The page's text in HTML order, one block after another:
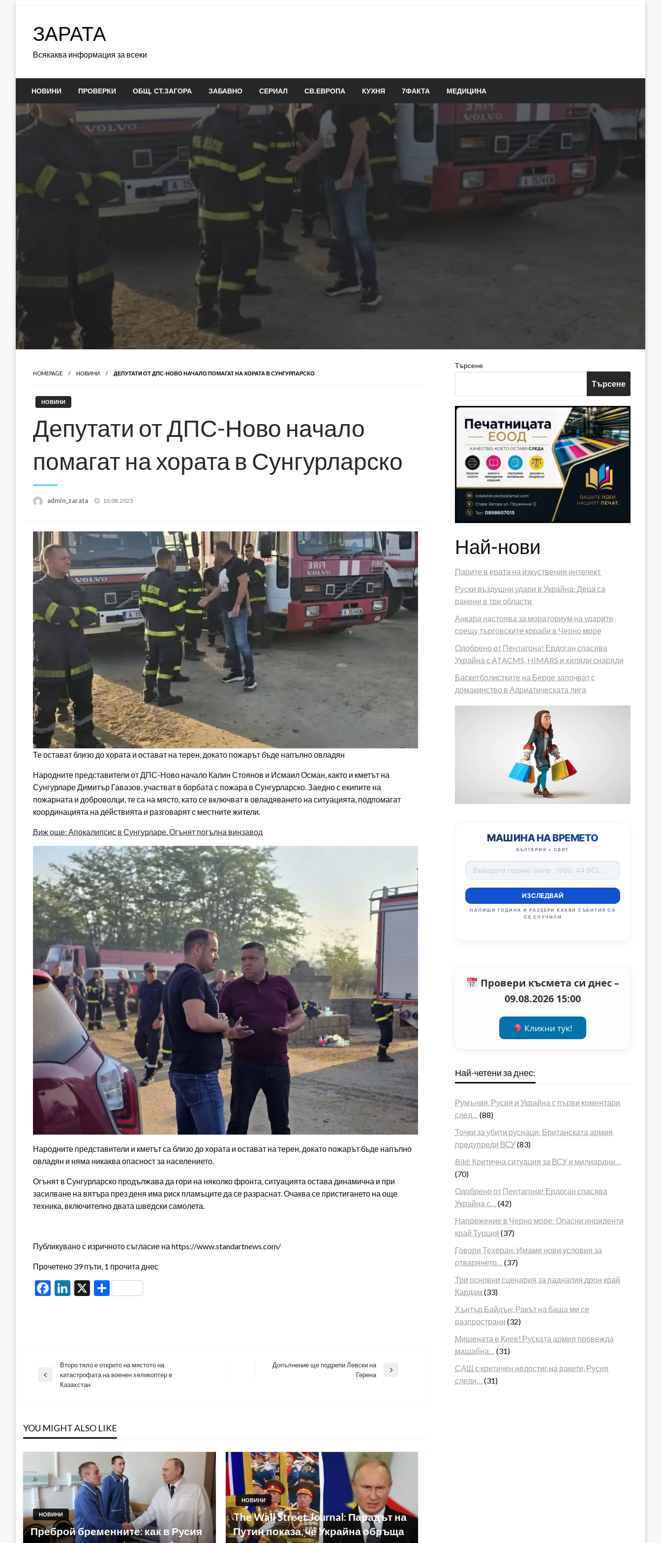
ЗАРАТА
Всякаква информация за всеки
НОВИНИ ПРОВЕРКИ ОБЩ. СТ.ЗАГОРА ЗАБАВНО СЕРИАЛ СВ.ЕВРОПА КУХНЯ 7ФАКТА МЕДИЦИНА
HOMEPAGE НОВИНИ ДЕПУТАТИ ОТ ДПС-НОВО НАЧАЛО ПОМАГАТ НА ХОРАТА В СУНГУРЛАРСКО
НОВИНИ
Депутати от ДПС-Ново начало
помагат на хората в Сунгурларско
admin_zarata
Posted
10.08.2025
Те остават близо до хората и остават на терен, докато пожарът бъде напълно овладян
Народните представители от ДПС-Ново начало Калин Стоянов и Исмаил Осман, както и кметът на
Сунгурларе Димитър Гавазов, участват в борбата с пожара в Сунгурларско. Заедно с екипите на
пожарната и доброволци, те са на място, като се включват в овладяването на ситуацията, подпомагат
координацията на действията и разговарят с местните жители.
Виж още: Апокалипсис в Сунгурларе. Огънят погълна винзавод
Народните представители и кметът са близо до хората и остават на терен, докато пожарът бъде напълно
овладян и няма никаква опасност за населението.
Огънят в Сунгурларско продължава да гори на няколко фронта, ситуацията остава динамична и при
засилване на вятъра през деня има риск пламъците да се разраснат. Очаква се пристигането на още
техника, включително двата шведски самолета.
Публикувано с изричното съгласие на https://www.standartnews.com/
Прочетено 39 пъти, 1 прочита днес
Facebook
LinkedIn
X Share
Навигация
Previous
Второ тяло е открито на мястото на
катастрофата на военен хеликоптер в
Казахстан
Допълнение ще подрепи Левски на
Герена
YOU MIGHT ALSO LIKE
НОВИНИ
Преброй бременните: как в Русия
НОВИНИ
The Wall Street Journal: Парадът на
Путин показа, че Украйна обръща
Търсене
Търсене
Най-нови
Парите в ерата на изкуствения интелект
Руски въздушни удари в Украйна: Деца са
ранени в три области
Анкара настоява за мораториум на ударите
срещу търговските кораби в Черно море
Одобрено от Пентагона! Ердоган спасява
Украйна с ATACMS, HIMARS и хиляди снаряди
Баскетболистките на Берое започват с
домакинство в Адриатическата лига
МАШИНА НА ВРЕМЕТО
БЪЛГАРИЯ + СВЯТ
ИЗСЛЕДВАЙ
НАПИШИ ГОДИНА И РАЗБЕРИ КАКВИ СЪБИТИЯ СА
СЕ СЛУЧИЛИ
Провери късмета си днес –
09.08.2026 15:00
Кликни тук!
Най-четени за днес:
Румъния, Русия и Украйна с първи коментари
след…
(88)
Точки за убити руснаци: Британската армия
предупреди ВСУ(83)
Bild: Критична ситуация за ВСУ и милиардни…
(70)
Одобрено от Пентагона! Ердоган спасява
Украйна с…
(42)
Напрежение в Черно море: Опасни инциденти
край Турция (37)
Говори Техеран: Имаме нови условия за
отварянето…
(37)
Три основни сценария за падналия дрон край
Кардам (33)
Хънтър Байдън: Ракът на баща ми се
разпространи (32)
Мишената е Киев! Руската армия провежда
мащабна…
(31)
САЩ с критичен недостиг на ракети, Русия
следи…
(31)